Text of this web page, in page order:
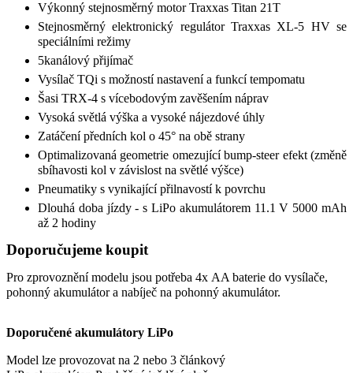
Výkonný stejnosměrný motor Traxxas Titan 21T
Stejnosměrný elektronický regulátor Traxxas XL-5 HV se
speciálními režimy
5kanálový přijímač
Vysílač TQi s možností nastavení a funkcí tempomatu
Šasi TRX-4 s vícebodovým zavěšením náprav
Vysoká světlá výška a vysoké nájezdové úhly
Zatáčení předních kol o 45° na obě strany
Optimalizovaná geometrie omezující bump-steer efekt (změně
sbíhavosti kol v závislost na světlé výšce)
Pneumatiky s vynikající přilnavostí k povrchu
Dlouhá doba jízdy - s LiPo akumulátorem 11.1 V 5000 mAh
až 2 hodiny
Doporučujeme koupit
Pro zprovoznění modelu jsou potřeba 4x AA baterie do vysílače,
pohonný akumulátor a nabíječ na pohonný akumulátor.
Doporučené akumulátory LiPo
Model lze provozovat na 2 nebo 3 článkový